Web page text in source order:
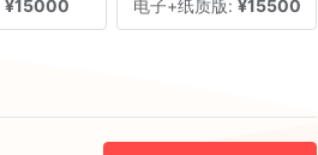
¥15000 电子+纸质版: ¥15500